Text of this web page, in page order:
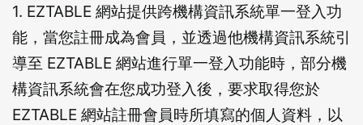
1. EZTABLE 網站提供跨機構資訊系統單一登入功
能，當您註冊成為會員，並透過他機構資訊系統引
導至 EZTABLE 網站進行單一登入功能時，部分機
構資訊系統會在您成功登入後，要求取得您於
EZTABLE 網站註冊會員時所填寫的個人資料，以